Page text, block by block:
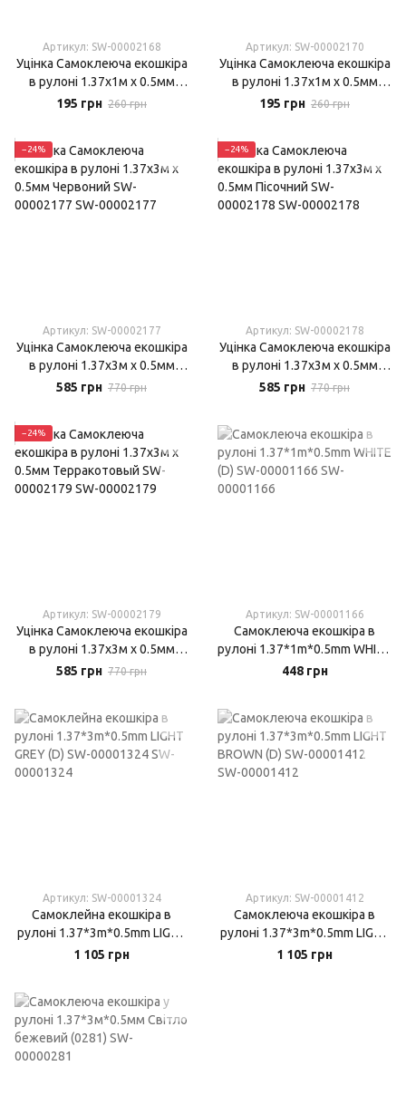
Артикул: SW-00002168
Уцінка Самоклеюча екошкіра
в рулоні 1.37х1м х 0.5мм
Червоний SW-00002168
195 грн 260 грн
Артикул: SW-00002170
Уцінка Самоклеюча екошкіра
в рулоні 1.37х1м х 0.5мм
Пісочний SW-00002170
195 грн 260 грн
−24%
Артикул: SW-00002177
Уцінка Самоклеюча екошкіра
в рулоні 1.37х3м х 0.5мм
Червоний SW-00002177
585 грн 770 грн
−24%
Артикул: SW-00002178
Уцінка Самоклеюча екошкіра
в рулоні 1.37х3м х 0.5мм
Пісочний SW-00002178
585 грн 770 грн
−24%
Артикул: SW-00002179
Уцінка Самоклеюча екошкіра
в рулоні 1.37х3м х 0.5мм
Терракотовый SW-00002179
585 грн 770 грн
Артикул: SW-00001166
Самоклеюча екошкіра в
рулоні 1.37*1m*0.5mm WHITE
(D) SW-00001166
448 грн
Артикул: SW-00001324
Самоклейна екошкіра в
рулоні 1.37*3m*0.5mm LIGHT
GREY (D) SW-00001324
1 105 грн
Артикул: SW-00001412
Самоклеюча екошкіра в
рулоні 1.37*3m*0.5mm LIGHT
BROWN (D) SW-00001412
1 105 грн